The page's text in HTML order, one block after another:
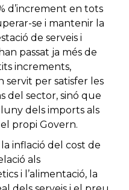
d’increment en tots
se i mantenir la
de serveis i
passat ja més de
increments,
servit per satisfer les
del sector, sinó que
dels imports als
propi Govern.
inflació del cost de
als
i l’alimentació, la